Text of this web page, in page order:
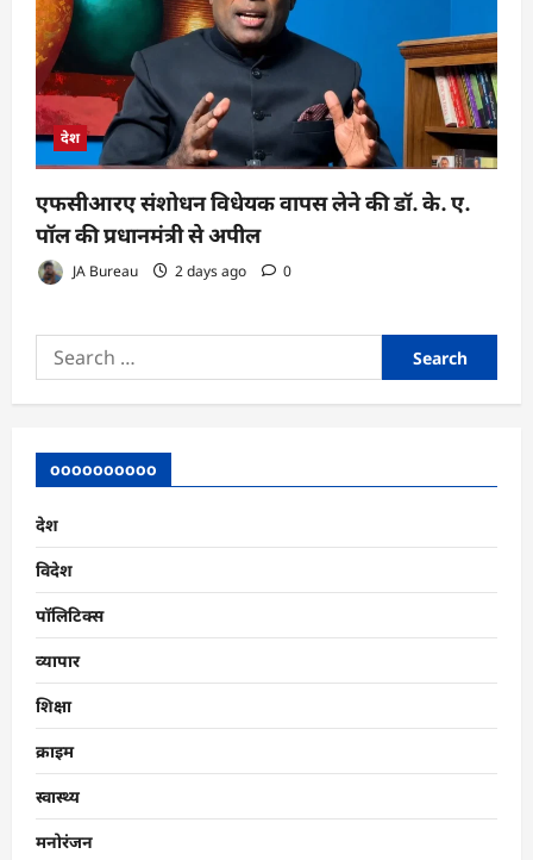
देश
एफसीआरए संशोधन विधेयक वापस लेने की डॉ. के. ए.
पॉल की प्रधानमंत्री से अपील
JA Bureau 2 days ago 0
Search
for:
oooooooooo
देश
विदेश
पॉलिटिक्स
व्यापार
शिक्षा
क्राइम
स्वास्थ्य
मनोरंजन